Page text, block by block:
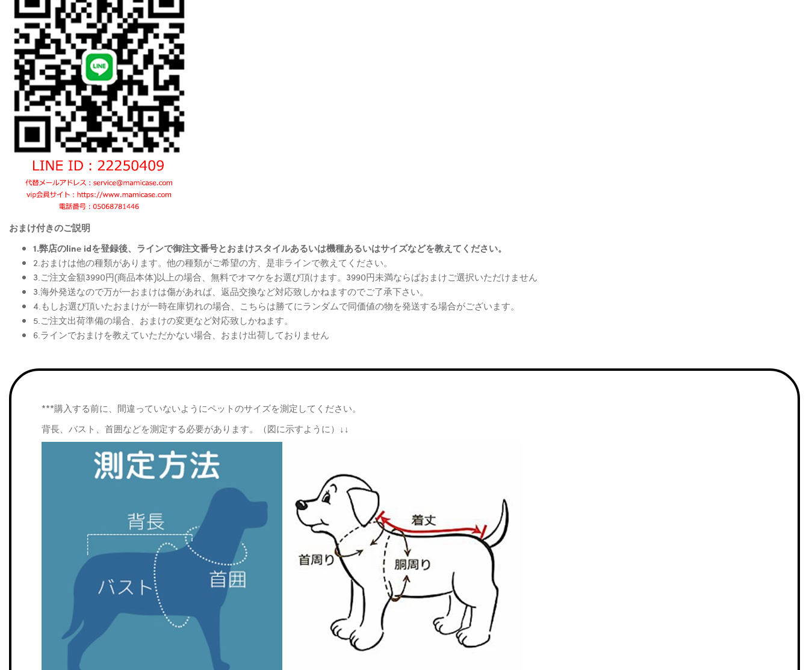
おまけ付きのご説明
1.弊店のline idを登録後、ラインで御注文番号とおまけスタイルあるいは機種あるいはサイズなどを教えてください。
2.おまけは他の種類があります。他の種類がご希望の方、是非ラインで教えてください。
3.ご注文金額3990円(商品本体)以上の場合、無料でオマケをお選び頂けます。3990円未満ならばおまけご選択いただけません
3.海外発送なので万が一おまけは傷があれば、返品交換など対応致しかねますのでご了承下さい。
4.もしお選び頂いたおまけが一時在庫切れの場合、こちらは勝てにランダムで同価値の物を発送する場合がございます。
5.ご注文出荷準備の場合、おまけの変更など対応致しかねます。
6.ラインでおまけを教えていただかない場合、おまけ出荷しておりません
***購入する前に、間違っていないようにペットのサイズを測定してください。
背長、バスト、首囲などを測定する必要があります。（図に示すように）↓↓